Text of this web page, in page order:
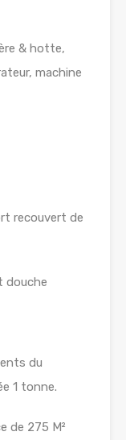
& hotte,
machine
recouvert de
douche
du
1 tonne.
de 275 M²